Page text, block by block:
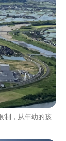
制，从年幼的孩